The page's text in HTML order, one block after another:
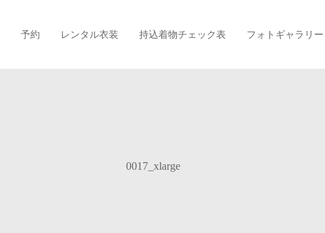
予約 レンタル衣装 持込着物チェック表 フォトギャラリー
0017_xlarge